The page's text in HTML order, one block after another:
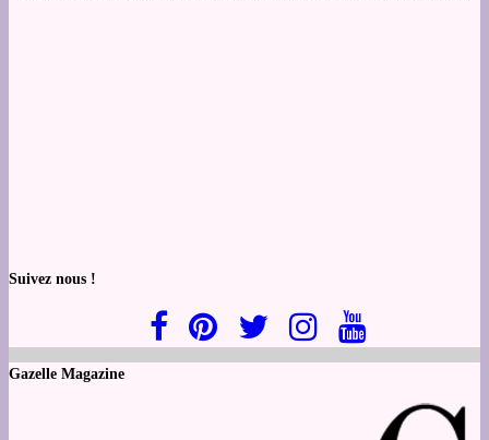
Suivez nous !
Gazelle Magazine